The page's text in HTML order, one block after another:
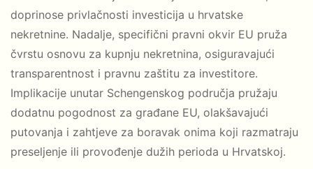
doprinose privlačnosti investicija u hrvatske
nekretnine. Nadalje, specifični pravni okvir EU pruža
čvrstu osnovu za kupnju nekretnina, osiguravajući
transparentnost i pravnu zaštitu za investitore.
Implikacije unutar Schengenskog područja pružaju
dodatnu pogodnost za građane EU, olakšavajući
putovanja i zahtjeve za boravak onima koji razmatraju
preseljenje ili provođenje dužih perioda u Hrvatskoj.